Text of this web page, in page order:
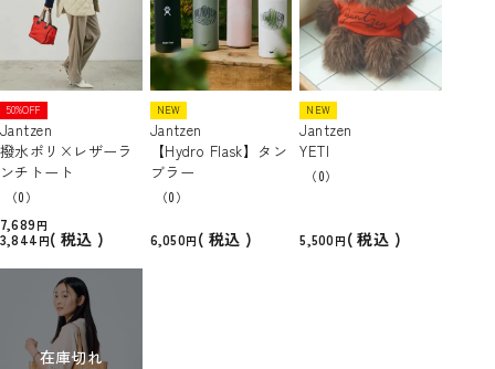
50%OFF
Jantzen
撥水ポリ×レザーラ
ンチトート
（0）
7,689
3,844
税込
NEW
Jantzen
【Hydro Flask】タン
ブラー
（0）
6,050 税込
NEW
Jantzen
YETI
（0）
5,500 税込
在庫切れ